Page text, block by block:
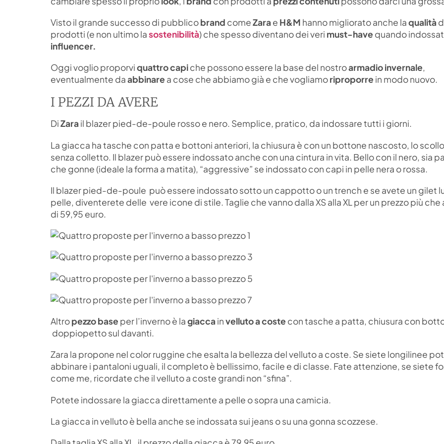
Visto il grande successo di pubblicobrand comeZara e H&M hanno migliorato anche laqualità
prodotti (e non ultimo lasostenibilità) che spesso diventano dei veri must-have quando
influencer.
Oggi voglio proporviquattro capiche possono essere la base del nostroarmadio invernale,
eventualmente daabbinare a cose che abbiamo già e che vogliamoriproporre in modo nuovo.
I PEZZI DA AVERE
DiZara il blazer pied-de-poule rosso e nero. Semplice, pratico, da indossare tutti i giorni.
La giacca ha tasche con patta e bottoni anteriori, la chiusura è con un bottone nascosto, lo scollo
senza colletto. Il blazer può essere indossato anche con una cintura in vita. Bello con il nero, sia
che gonne (ideale la forma a matita), “aggressive” se indossato con capi in pelle nera o rossa.
Il blazer pied-de-poule può essere indossato sotto un cappotto o un trench e se avete un gilet
pelle, diventerete delle vere icone di stile. Taglie che vanno dalla XS alla XL per un prezzo più
di 59,95 euro.
Altropezzo base per l’inverno è lagiacca invelluto a coste con tasche a patta, chiusura con
doppiopetto sul davanti.
Zara la propone nel color ruggine che esalta la bellezza del velluto a coste. Se siete longilinee
abbinare i pantaloni uguali, il completo è bellissimo, facile e di classe. Fate attenzione, se siete
come me, ricordate che il velluto a coste grandi non “sfina”.
Potete indossare la giacca direttamente a pelle o sopra una camicia.
La giacca in velluto è bella anche se indossata sui jeans o su una gonna scozzese.